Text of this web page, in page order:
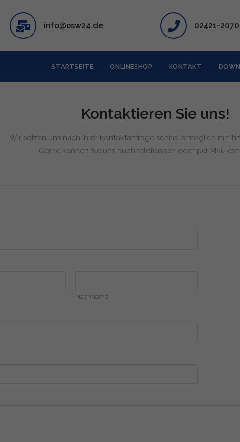
info@osw24.de 02421-
STARTSEITE ONLINESHOP KONTAKT
Kontaktieren Sie uns!
Wir setzen uns nach ihrer Kontaktanfrage schnellstmöglich mit
Gerne können Sie uns auch telefonisch oder per Mail
Nachname